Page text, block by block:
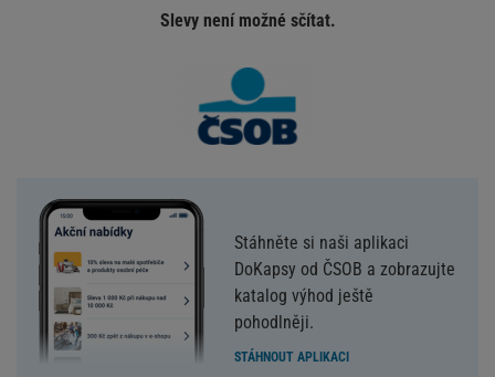
Slevy není možné sčítat.
Stáhněte si naši aplikaci
DoKapsy od ČSOB a zobrazujte
katalog výhod ještě
pohodlněji.
STÁHNOUT APLIKACI